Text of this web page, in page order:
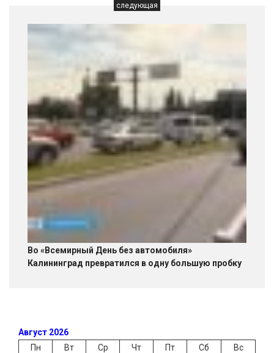
следующая
Во «Всемирный День без автомобиля»
Калининград превратился в одну большую пробку
Август 2026
Пн
Вт Ср Чт Пт Сб Вс